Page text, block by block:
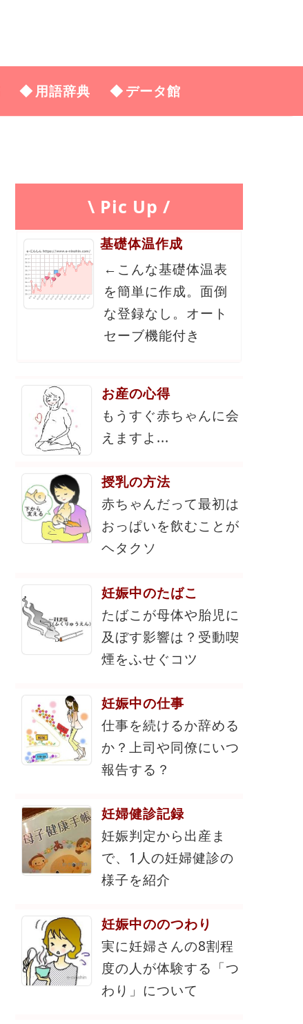
用語辞典 データ館
\ Pic Up /
基礎体温作成
←こんな基礎体温表
を簡単に作成。面倒
な登録なし。オート
セーブ機能付き
お産の心得
もうすぐ赤ちゃんに会
えますよ...
授乳の方法
赤ちゃんだって最初は
おっぱいを飲むことが
ヘタクソ
妊娠中のたばこ
たばこが母体や胎児に
及ぼす影響は？受動喫
煙をふせぐコツ
妊娠中の仕事
仕事を続けるか辞める
か？上司や同僚にいつ
報告する？
妊婦健診記録
妊娠判定から出産ま
で、1人の妊婦健診の
様子を紹介
妊娠中ののつわり
実に妊婦さんの8割程
度の人が体験する「つ
わり」について